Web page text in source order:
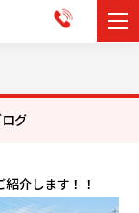
乗車
グ
紹介します！！